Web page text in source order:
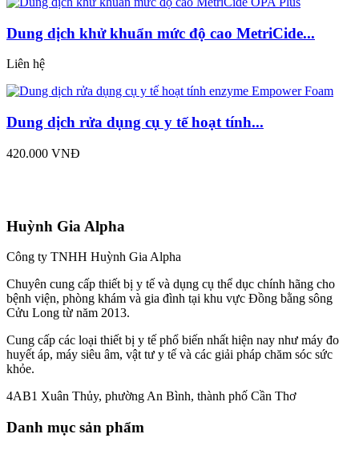
Dung dịch khử khuẩn mức độ cao MetriCide...
Liên hệ
Dung dịch rửa dụng cụ y tế hoạt tính...
420.000 VNĐ
Huỳnh Gia Alpha
Công ty TNHH Huỳnh Gia Alpha
Chuyên cung cấp thiết bị y tế và dụng cụ thể dục chính hãng cho
bệnh viện, phòng khám và gia đình tại khu vực Đồng bằng sông
Cửu Long từ năm 2013.
Cung cấp các loại thiết bị y tế phổ biến nhất hiện nay như máy đo
huyết áp, máy siêu âm, vật tư y tế và các giải pháp chăm sóc sức
khỏe.
4AB1 Xuân Thủy, phường An Bình, thành phố Cần Thơ
Danh mục sản phẩm